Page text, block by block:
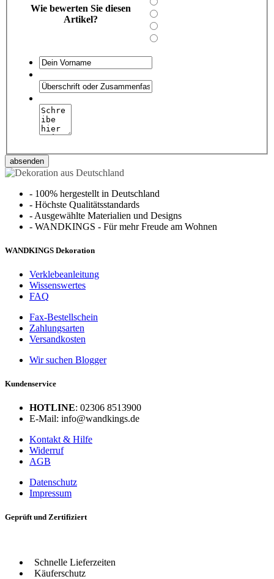
Wie bewerten Sie diesen
Artikel?
absenden
- 100% hergestellt in Deutschland
- Höchste Qualitätsstandards
- Ausgewählte Materialien und Designs
- WANDKINGS - Für mehr Freude am Wohnen
WANDKINGS Dekoration
Verklebeanleitung
Wissenswertes
FAQ
Fax-Bestellschein
Zahlungsarten
Versandkosten
Wir suchen Blogger
Kundenservice
HOTLINE: 02306 8513900
E-Mail: info@wandkings.de
Kontakt & Hilfe
Widerruf
AGB
Datenschutz
Impressum
Geprüft und Zertifiziert
Schnelle Lieferzeiten
Käuferschutz